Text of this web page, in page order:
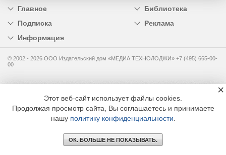
Главное
Библиотека
Подписка
Реклама
Информация
© 2002 - 2026 OOO Издательский дом «МЕДИА ТЕХНОЛОДЖИ» +7 (495) 665-00-
00
Этот веб-сайт использует файлы cookies.
Продолжая просмотр сайта, Вы соглашаетесь и принимаете
нашу политику конфиденциальности
ОК. БОЛЬШЕ НЕ ПОКАЗЫВАТЬ.
×